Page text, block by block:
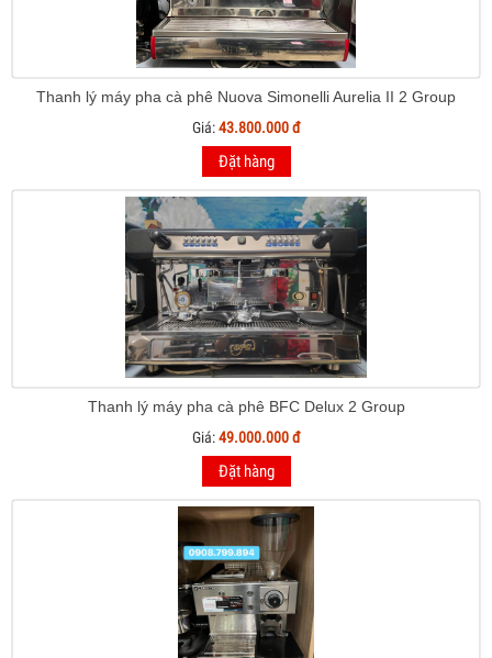
Thanh lý máy pha cà phê Nuova Simonelli Aurelia II 2 Group
Giá:43.800.000 đ
Đặt hàng
Thanh lý máy pha cà phê BFC Delux 2 Group
Giá:49.000.000 đ
Đặt hàng